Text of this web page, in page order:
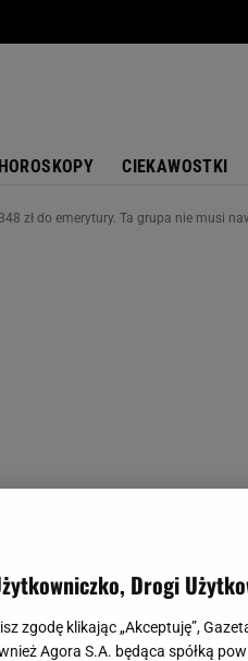
HOROSKOPY CIEKAWOSTKI
zł do emerytury. Ta grupa nie musi
Drogi
zgodę klikając „Akceptuję”,
Agora S.A. będąca spółką